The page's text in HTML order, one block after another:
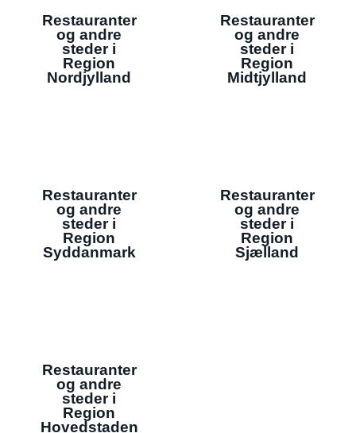
Restauranter
og andre
steder i
Region
Nordjylland
Restauranter
og andre
steder i
Region
Midtjylland
Restauranter
og andre
steder i
Region
Syddanmark
Restauranter
og andre
steder i
Region
Sjælland
Restauranter
og andre
steder i
Region
Hovedstaden